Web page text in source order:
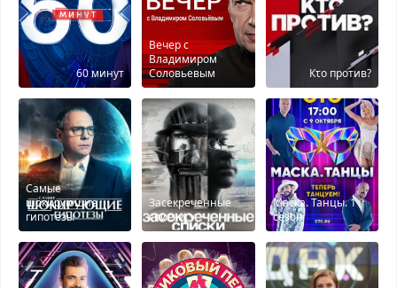
60 минут
Вечер с
Владимиром
Соловьевым
Кτо против?
Самые
шокирующие
гипотезы
Засекреченные
списки
Маска. Танцы. 1
сезон